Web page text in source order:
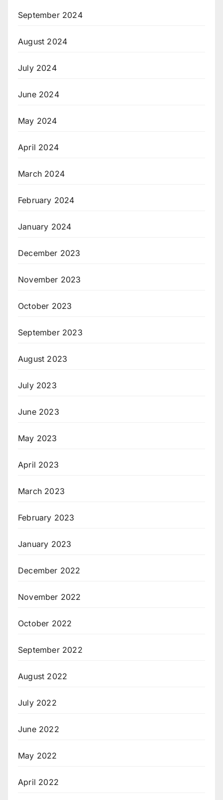
September 2024
August 2024
July 2024
June 2024
May 2024
April 2024
March 2024
February 2024
January 2024
December 2023
November 2023
October 2023
September 2023
August 2023
July 2023
June 2023
May 2023
April 2023
March 2023
February 2023
January 2023
December 2022
November 2022
October 2022
September 2022
August 2022
July 2022
June 2022
May 2022
April 2022